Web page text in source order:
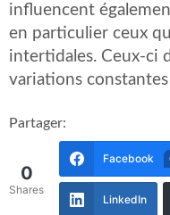
influencent
en particulier ceux
intertidales. Ceux-ci
variations constantes
Partager:
0
Shares
Facebook
LinkedIn